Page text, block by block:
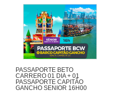
PASSAPORTE BETO
CARRERO 01 DIA + 01
PASSAPORTE CAPITÃO
GANCHO SENIOR 16H00